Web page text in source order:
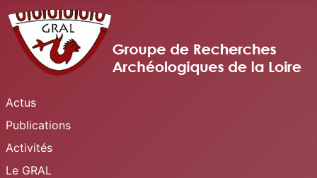
Actus
Publications
Activités
Le GRAL